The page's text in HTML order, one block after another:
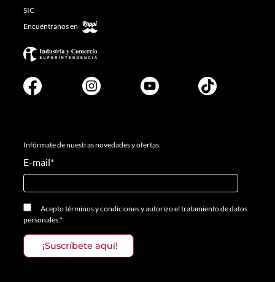
SIC
Encuéntranos en
Infórmate de nuestras novedades y ofertas:
E-mail*
Aceptotérminos y condicionesyautorizo el tratamiento de datos
personales.*